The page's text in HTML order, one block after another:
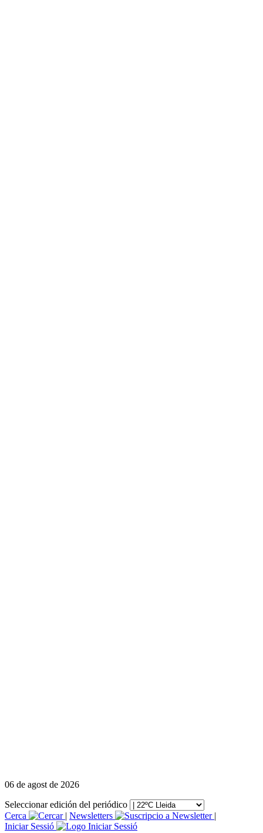
06 de agost de 2026
Seleccionar edición del periódico
Cerca
| Newsletters
|
Iniciar Sessió